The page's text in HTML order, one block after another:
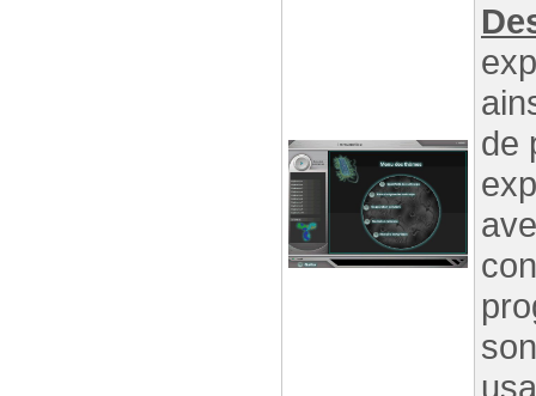
de